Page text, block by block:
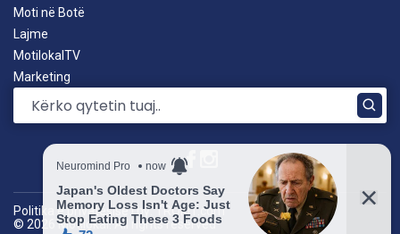
Moti në Botë
Lajme
MotilokalTV
Marketing
© 2026 Motilokal. All rights reserved
Politika e privatësisë|by: TROKIT.com